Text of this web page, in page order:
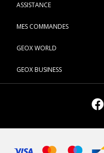
ASSISTANCE
MES COMMANDES
GEOX WORLD
GEOX BUSINESS